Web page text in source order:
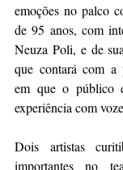
emoções no palco
de 95 anos, com
Neuza Poli, e de
que contará com a
em que o público
experiência com
Dois artistas
importantes no